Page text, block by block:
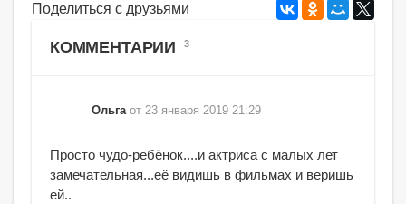
Поделиться с друзьями
КОММЕНТАРИИ 3
Ольга от 23 января 2019 21:29
Просто чудо-ребёнок....и актриса с малых лет
замечательная...её видишь в фильмах и веришь
ей..